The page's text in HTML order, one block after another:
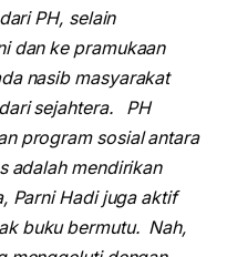
PH, selain
dan ke pramukaan
nasib masyarakat
sejahtera. PH
program sosial antara
adalah mendirikan
Parni Hadi juga aktif
buku bermutu. Nah,